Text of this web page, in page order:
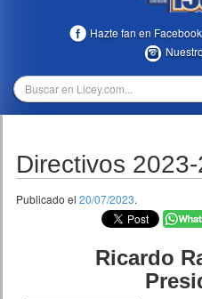
MULTIMEDIA
TEMPORADAS
Hazte fan en Facebook
Directivos
Publicado el 20/07/2023.
Ricardo